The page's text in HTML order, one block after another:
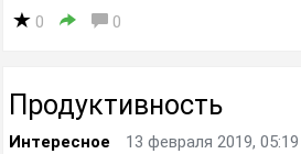
0 0
Продуктивность
Интересное 13 февраля 2019, 05:19